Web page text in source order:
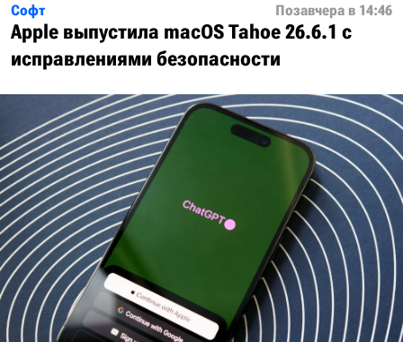
Софт Позавчера в 14:46
Apple выпустила macOS Tahoe 26.6.1 с
исправлениями безопасности